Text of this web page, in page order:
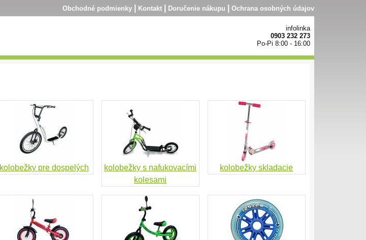
Obchodné podmienky Kontakt Doručenie nákupu Ochrana osobných údajov
infolinka
0903 232 273
Po-Pi 8:00 - 16:00
kolobežky pre dospelých
kolobežky s nafukovacími
kolesami
kolobežky skladacie